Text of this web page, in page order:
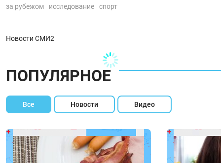
за рубежом исследование спорт
Новости СМИ2
ПОПУЛЯРНОЕ
Все Новости Видео